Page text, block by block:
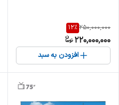
250,000,000
12%
220,000,000
افزودن به سبد